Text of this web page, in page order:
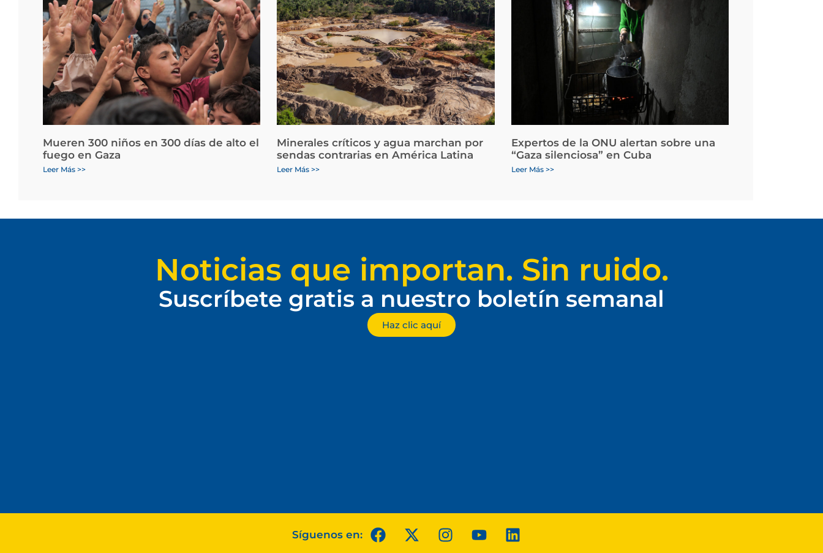
Mueren 300 niños en 300 días de alto el
fuego en Gaza
Leer Más >>
Minerales críticos y agua marchan por
sendas contrarias en América Latina
Leer Más >>
Expertos de la ONU alertan sobre una
“Gaza silenciosa” en Cuba
Leer Más >>
Noticias que importan. Sin ruido.
Suscríbete gratis a nuestro boletín semanal
Haz clic aquí
Síguenos en: